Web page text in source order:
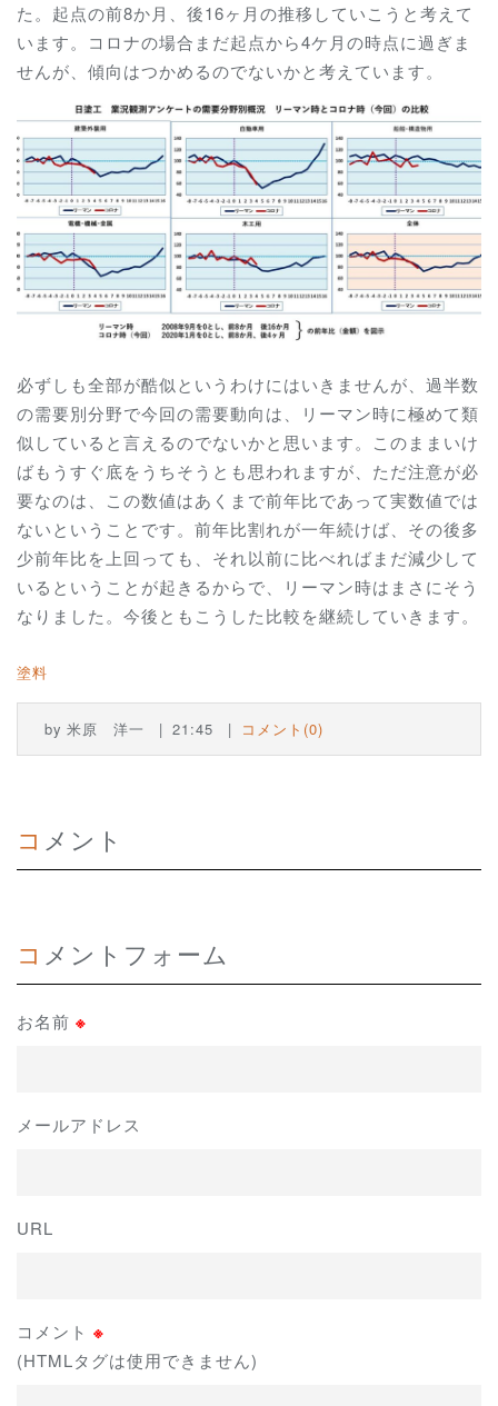
た。起点の前8か月、後16ヶ月の推移していこうと考えて
います。コロナの場合まだ起点から4ケ月の時点に過ぎま
せんが、傾向はつかめるのでないかと考えています。
必ずしも全部が酷似というわけにはいきませんが、過半数
の需要別分野で今回の需要動向は、リーマン時に極めて類
似していると言えるのでないかと思います。このままいけ
ばもうすぐ底をうちそうとも思われますが、ただ注意が必
要なのは、この数値はあくまで前年比であって実数値では
ないということです。前年比割れが一年続けば、その後多
少前年比を上回っても、それ以前に比べればまだ減少して
いるということが起きるからで、リーマン時はまさにそう
なりました。今後ともこうした比較を継続していきます。
塗料
by 米原 洋一 21:45 コメント(0)
コメント
コメントフォーム
お名前 ※
メールアドレス
URL
コメント ※
(HTMLタグは使用できません)